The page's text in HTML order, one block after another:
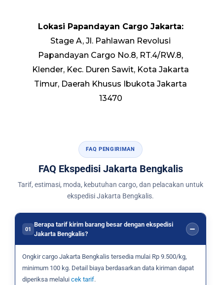
Lokasi Papandayan Cargo Jakarta:
Stage A, Jl. Pahlawan Revolusi
Papandayan Cargo No.8, RT.4/RW.8,
Klender, Kec. Duren Sawit, Kota Jakarta
Timur, Daerah Khusus Ibukota Jakarta
13470
FAQ PENGIRIMAN
FAQ Ekspedisi Jakarta Bengkalis
Tarif, estimasi, moda, kebutuhan cargo, dan pelacakan untuk
ekspedisi Jakarta Bengkalis.
01
Berapa tarif kirim barang besar dengan ekspedisi
Jakarta Bengkalis?
Ongkir cargo Jakarta Bengkalis tersedia mulai Rp 9.500/kg,
minimum 100 kg. Detail biaya berdasarkan data kiriman dapat
diperiksa melalui cek tarif.